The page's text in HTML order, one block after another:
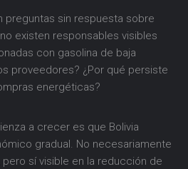
preguntas sin respuesta sobre
existen responsables visibles
con gasolina de baja
proveedores? ¿Por qué persiste
energéticas?
a crecer es que Bolivia
gradual. No necesariamente
sí visible en la reducción de